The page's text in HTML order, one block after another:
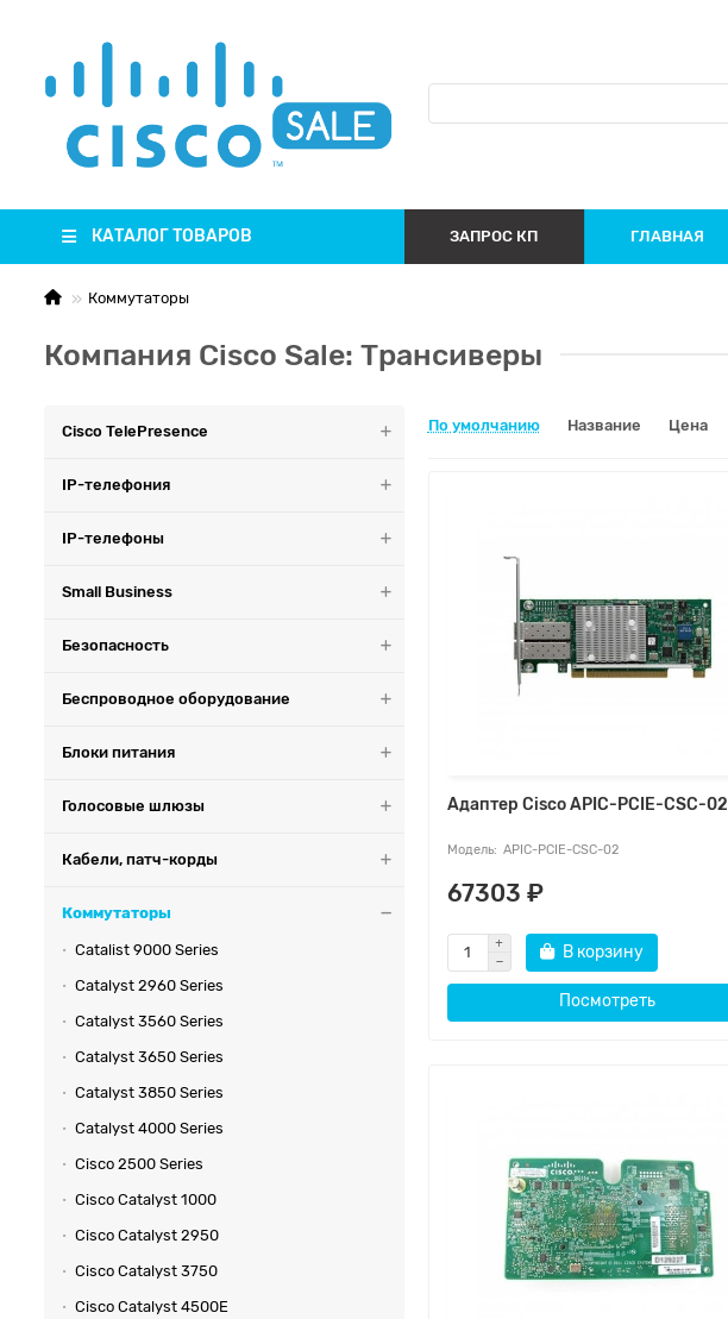
КАТАЛОГ ТОВАРОВ ЗАПРОС КП ГЛАВНАЯ
Коммутаторы
Компания Cisco Sale: Трансиверы
Cisco TelePresence
IP-телефония
IP-телефоны
Small Business
Безопасность
Беспроводное оборудование
Блоки питания
Голосовые шлюзы
Кабели, патч-корды
Коммутаторы
Catalist 9000 Series
Catalyst 2960 Series
Catalyst 3560 Series
Catalyst 3650 Series
Catalyst 3850 Series
Catalyst 4000 Series
Cisco 2500 Series
Cisco Catalyst 1000
Cisco Catalyst 2950
Cisco Catalyst 3750
Cisco Catalyst 4500E
По умолчанию Название Цена
Адаптер Cisco APIC-PCIE-CSC-02
APIC-PCIE-CSC-02
67303 ₽
В корзину
Посмотреть